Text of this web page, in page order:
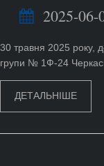
2025-
30 травня 2025 року,
групи № 1Ф-24
ДЕТАЛЬНІШЕ